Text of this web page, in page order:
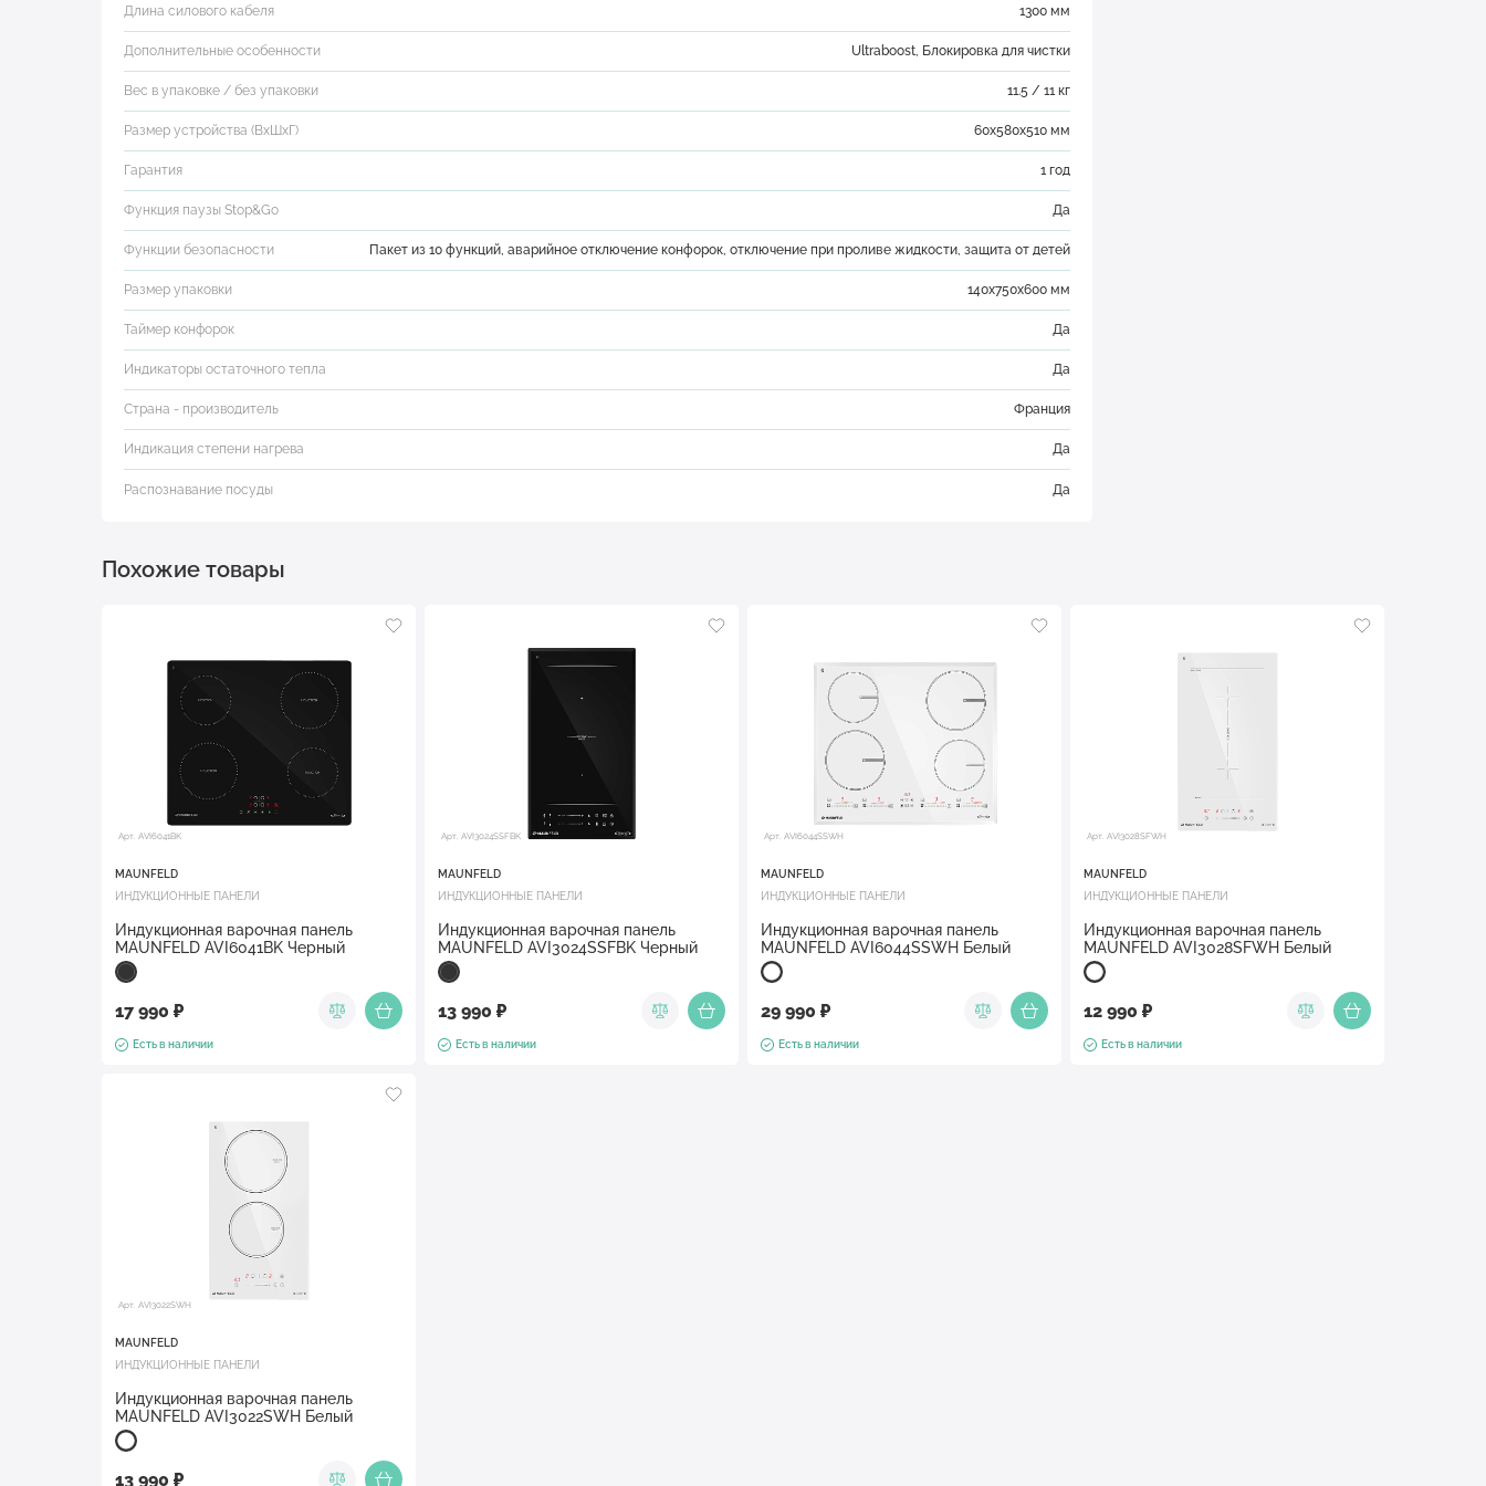
Длина силового кабеля 1300 мм
Дополнительные особенности Ultraboost, Блокировка для чистки
Вес в упаковке / без упаковки 11.5 / 11 кг
Размер устройства (ВхШхГ) 60x580x510 мм
Гарантия 1 год
Функция паузы Stop&Go Да
Функции безопасности Пакет из 10 функций, аварийное отключение конфорок, отключение при проливе жидкости, защита от детей
Размер упаковки 140x750x600 мм
Таймер конфорок Да
Индикаторы остаточного тепла Да
Страна - производитель Франция
Индикация степени нагрева Да
Распознавание посуды Да
Похожие товары
Арт. AVI6041BK
MAUNFELD
ИНДУКЦИОННЫЕ ПАНЕЛИ
Индукционная варочная панель
MAUNFELD AVI6041BK Черный
17 990 ₽
Есть в наличии
Арт. AVI3024SSFBK
MAUNFELD
ИНДУКЦИОННЫЕ ПАНЕЛИ
Индукционная варочная панель
MAUNFELD AVI3024SSFBK Черный
13 990 ₽
Есть в наличии
Арт. AVI6044SSWH
MAUNFELD
ИНДУКЦИОННЫЕ ПАНЕЛИ
Индукционная варочная панель
MAUNFELD AVI6044SSWH Белый
29 990 ₽
Есть в наличии
Арт. AVI3028SFWH
MAUNFELD
ИНДУКЦИОННЫЕ ПАНЕЛИ
Индукционная варочная панель
MAUNFELD AVI3028SFWH Белый
12 990 ₽
Есть в наличии
Арт. AVI3022SWH
MAUNFELD
ИНДУКЦИОННЫЕ ПАНЕЛИ
Индукционная варочная панель
MAUNFELD AVI3022SWH Белый
13 990 ₽